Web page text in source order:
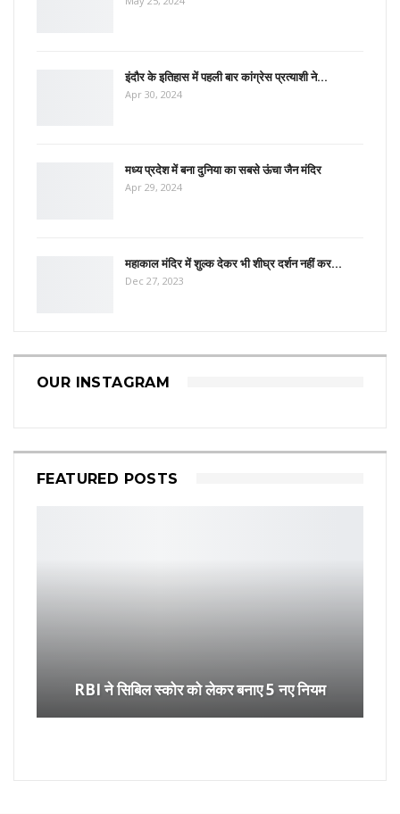
इंदौर के इतिहास में पहली बार कांग्रेस प्रत्याशी ने…
Apr 30, 2024
मध्य प्रदेश में बना दुनिया का सबसे ऊंचा जैन मंदिर
Apr 29, 2024
महाकाल मंदिर में शुल्क देकर भी शीघ्र दर्शन नहीं कर…
Dec 27, 2023
OUR INSTAGRAM
FEATURED POSTS
RBI ने सिबिल स्कोर को लेकर बनाए 5 नए नियम